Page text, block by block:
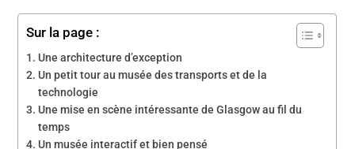
Sur la page :
Une architecture d’exception
Un petit tour au musée des transports et de la
technologie
Une mise en scène intéressante de Glasgow au fil du
temps
Un musée interactif et bien pensé